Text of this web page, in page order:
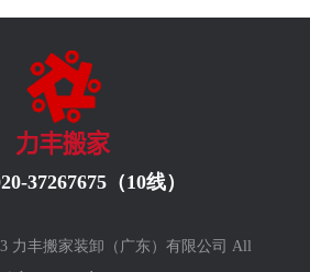
37267675（10线）
力丰搬家装卸（广东）有限公司 All